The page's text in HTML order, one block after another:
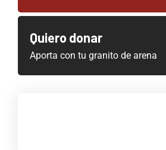
Quiero donar
Aporta con tu granito de arena